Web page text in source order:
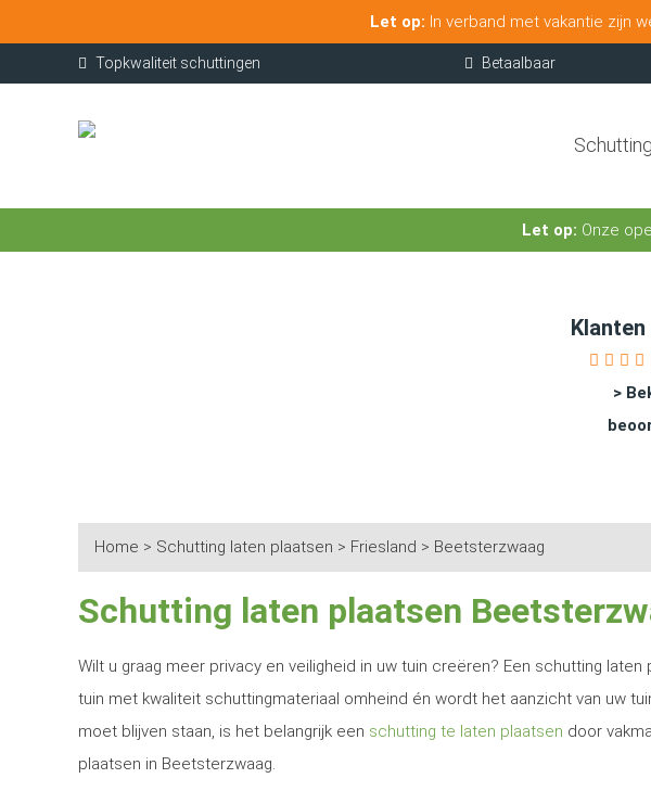
Let op: In verband met vakantie zijn
Topkwaliteit schuttingen Betaalbaar
Let op: Onze
>
Home > Schutting laten plaatsen > Friesland > Beetsterzwaag
Schutting laten plaatsen
Wilt u graag meer privacy en veiligheid in uw tuin creëren? Een schutting
tuin met kwaliteit schuttingmateriaal omheind én wordt het aanzicht van uw
moet blijven staan, is het belangrijk een schutting te laten plaatsen door
plaatsen in Beetsterzwaag.